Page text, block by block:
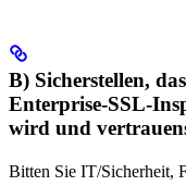
B) Sicherstellen,
Enterprise-SSL-
wird und
Bitten Sie IT/Sicherheit,